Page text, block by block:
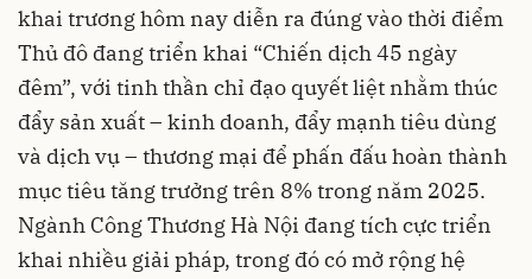
khai trương hôm nay diễn ra đúng vào thời điểm
Thủ đô đang triển khai “Chiến dịch 45 ngày
đêm”, với tinh thần chỉ đạo quyết liệt nhằm thúc
đẩy sản xuất – kinh doanh, đẩy mạnh tiêu dùng
và dịch vụ – thương mại để phấn đấu hoàn thành
mục tiêu tăng trưởng trên 8% trong năm 2025.
Ngành Công Thương Hà Nội đang tích cực triển
khai nhiều giải pháp, trong đó có mở rộng hệ